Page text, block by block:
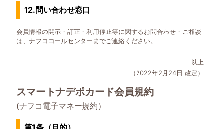
12.問い合わせ窓口
会員情報の開示・訂正・利用停止等に関するお問合わせ・ご相談
は、ナフココールセンターまでご連絡ください。
以上
（2022年2月24日 改定）
スマートナデポカード会員規約
(ナフコ電子マネー規約）
第1条（目的）